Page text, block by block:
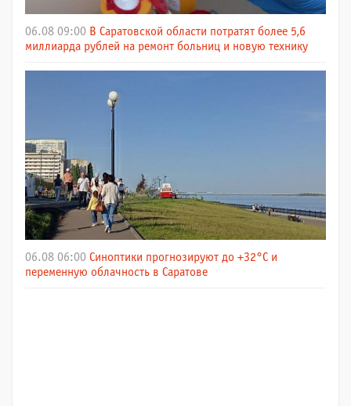
06.08 09:00 В Саратовской области потратят более 5,6
миллиарда рублей на ремонт больниц и новую технику
06.08 06:00 Синоптики прогнозируют до +32°C и
переменную облачность в Саратове